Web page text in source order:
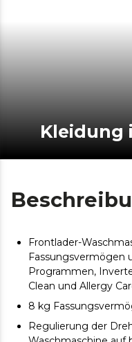
Frontlader-
Fassungsvermögen
Programmen,
Clean und Allergy
8 kg
Regulierung der